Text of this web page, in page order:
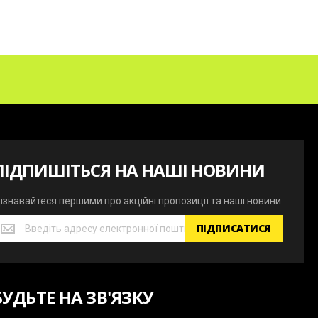
НА НАШІ НОВИНИ
першими про акційні пропозиції та наші новини
ПІДПИСАТИСЯ
НА ЗВ'ЯЗКУ